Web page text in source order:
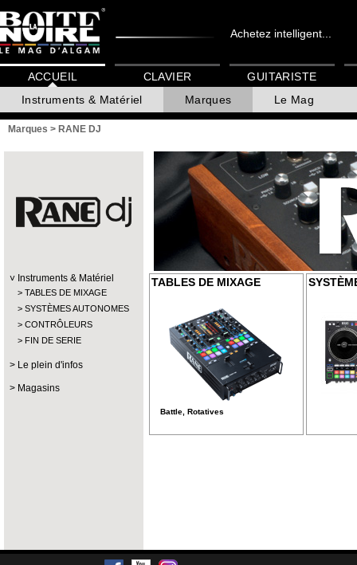
Achetez intelligent...
ACCUEIL
Instruments & Matériel
Marques Le Mag
CLAVIER GUITARISTE
Marques > RANE DJ
Instruments & Matériel
TABLES DE MIXAGE
SYSTÈMES AUTONOMES
CONTRÔLEURS
FIN DE SERIE
Le plein d'infos
Magasins
TABLES DE MIXAGE
Battle, Rotatives